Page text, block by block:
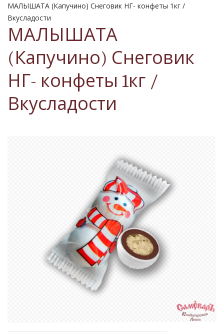
МАЛЫШАТА (Капучино) Снеговик НГ- конфеты 1кг /
Вкусладости
МАЛЫШАТА
(Капучино) Снеговик
НГ- конфеты 1кг /
Вкусладости